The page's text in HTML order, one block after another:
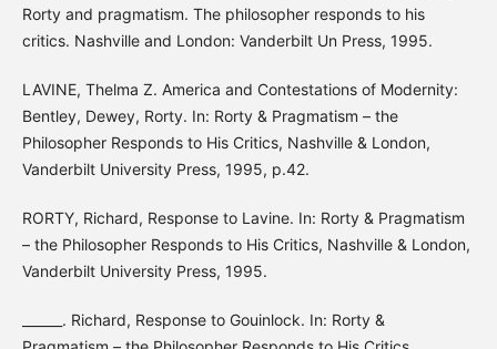
Rorty and pragmatism. The philosopher responds to his
critics. Nashville and London: Vanderbilt Un Press, 1995.
LAVINE, Thelma Z. America and Contestations of Modernity:
Bentley, Dewey, Rorty. In: Rorty & Pragmatism – the
Philosopher Responds to His Critics, Nashville & London,
Vanderbilt University Press, 1995, p.42.
RORTY, Richard, Response to Lavine. In: Rorty & Pragmatism
– the Philosopher Responds to His Critics, Nashville & London,
Vanderbilt University Press, 1995.
______. Richard, Response to Gouinlock. In: Rorty &